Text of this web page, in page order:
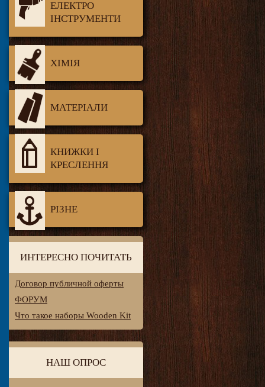
ЕЛЕКТРО
ІНСТРУМЕНТИ
ХІМІЯ
МАТЕРІАЛИ
КНИЖКИ І
КРЕСЛЕННЯ
РІЗНЕ
ИНТЕРЕСНО ПОЧИТАТЬ
Договор публичной оферты
ФОРУМ
Что такое наборы Wooden Kit
НАШ ОПРОС